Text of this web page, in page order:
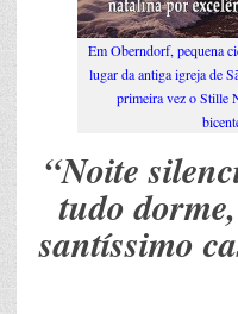
Em Oberndorf, pequena
lugar da antiga igreja de
primeira vez o Stille
“Noite
tudo
santíssimo